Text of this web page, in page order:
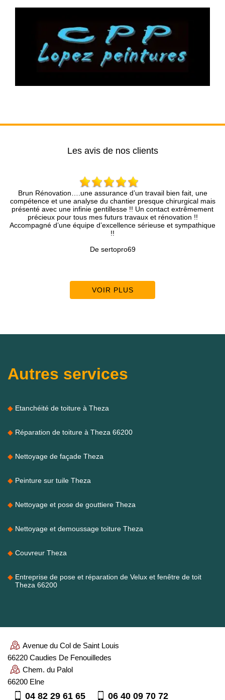
Les avis de nos clients
assurance d’un travail bien fait, une
analyse du chantier presque chirurgical mais
infinie gentillesse !! Un contact extrêmement
tous mes futurs travaux et rénovation !!
équipe d’excellence sérieuse et sympathique
Entreprise très
rapidement, le devis
pro. Je
VOIR PLUS
Autres services
Etanchéité de toiture à Theza
Réparation de toiture à Theza 66200
Nettoyage de façade Theza
Peinture sur tuile Theza
Nettoyage et pose de gouttiere Theza
Nettoyage et demoussage toiture Theza
Couvreur Theza
Entreprise de pose et réparation de Velux et fenêtre de toit
Theza 66200
Avenue du Col de Saint Louis
66220 Caudies De Fenouilledes
Chem. du Palol
66200 Elne
04 82 29 61 65 06 40 09 70 72